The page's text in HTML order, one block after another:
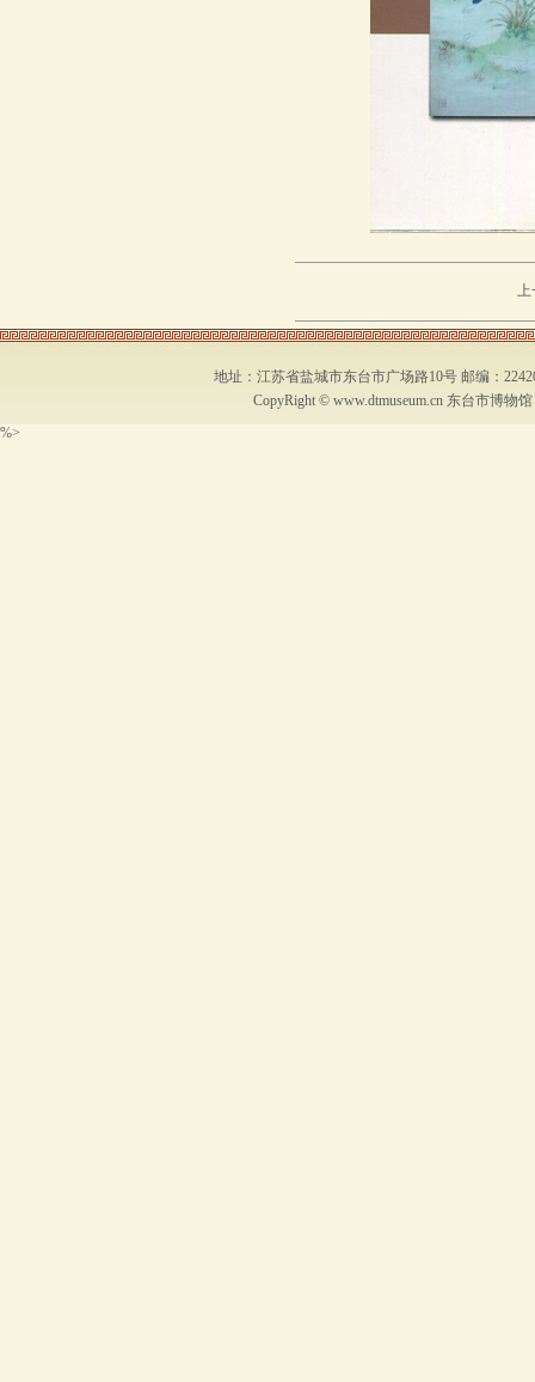
上
地址：江苏省盐城市东台市广场路10号 邮编：
CopyRight © www.dtmuseum.cn 东台市博物馆
%>